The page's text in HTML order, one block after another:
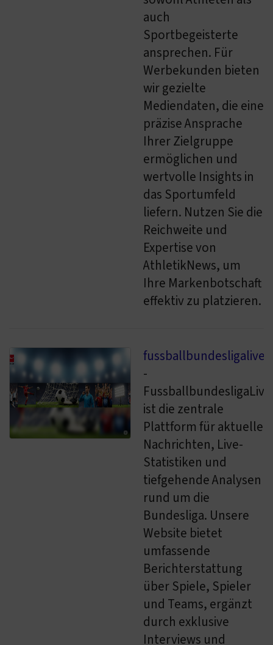
auch
Sportbegeisterte
ansprechen. Für
Werbekunden bieten
wir gezielte
Mediendaten, die eine
präzise Ansprache
Ihrer Zielgruppe
ermöglichen und
wertvolle Insights in
das Sportumfeld
liefern. Nutzen Sie die
Reichweite und
Expertise von
AthletikNews, um
Ihre Markenbotschaft
effektiv zu platzieren.
-
ist die zentrale
Plattform für aktuelle
Nachrichten, Live-
Statistiken und
tiefgehende Analysen
rund um die
Bundesliga. Unsere
Website bietet
umfassende
Berichterstattung
über Spiele, Spieler
und Teams, ergänzt
durch exklusive
Interviews und